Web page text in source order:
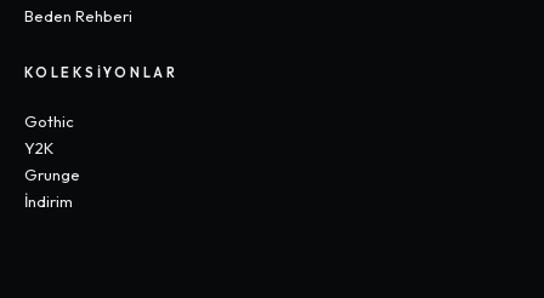
Beden Rehberi
KOLEKSIYONLAR
Gothic
Y2K
Grunge
İndirim